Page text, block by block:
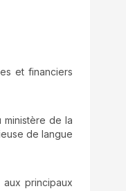
et financiers
de la
de langue
principaux